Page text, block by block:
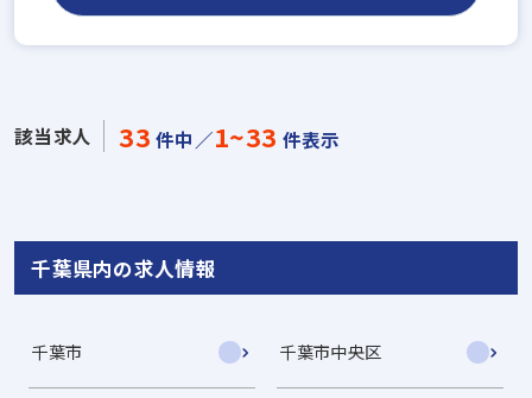
該当求人 33 件中／1~33 件表示
千葉県内の求人情報
千葉市 千葉市中央区